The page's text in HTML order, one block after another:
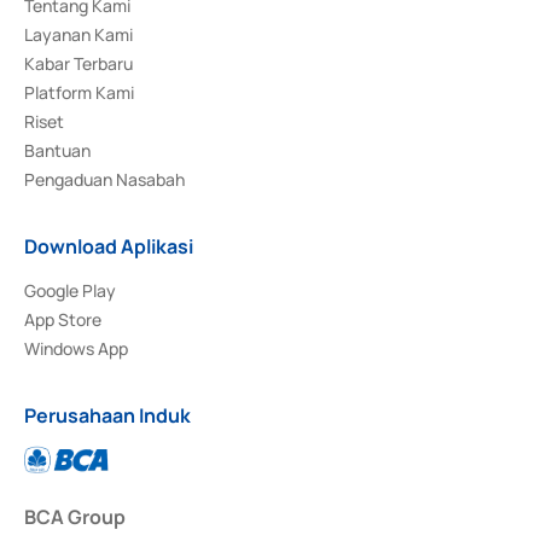
Tentang Kami
Layanan Kami
Kabar Terbaru
Platform Kami
Riset
Bantuan
Pengaduan Nasabah
Download Aplikasi
Google Play
App Store
Windows App
Perusahaan Induk
BCA Group